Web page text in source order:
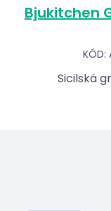
Bjukitchen
KÓD:
Sicilská